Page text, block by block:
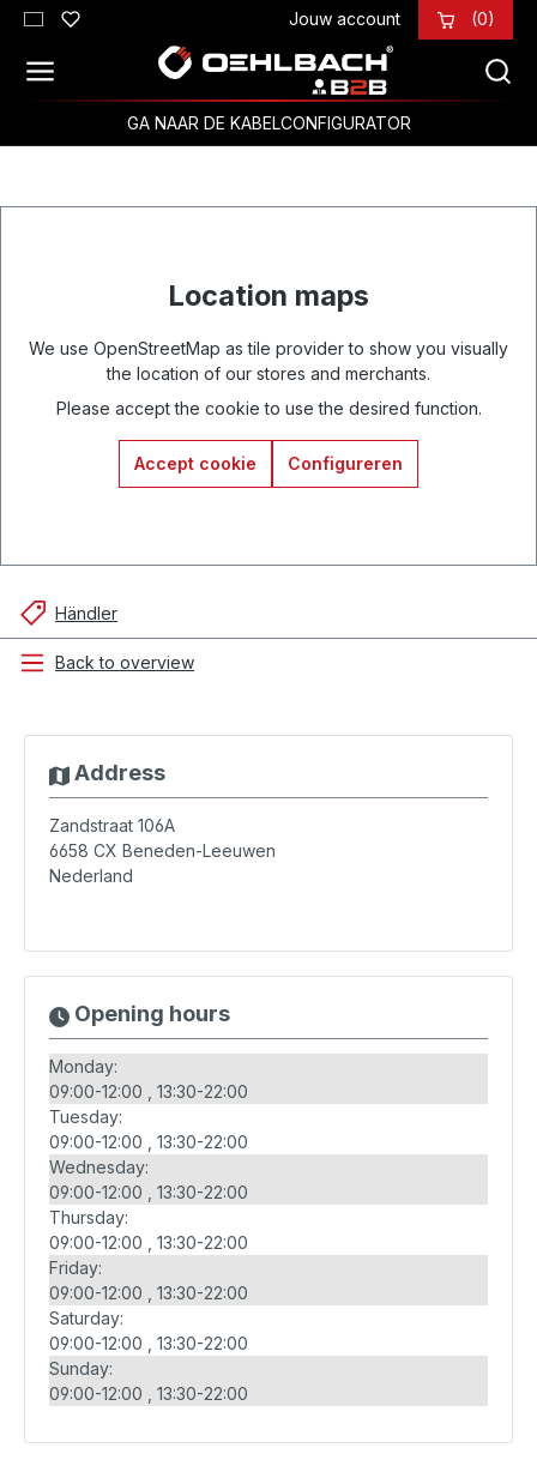
Ga naar de hoofdinhoud Jouw account (0)
GA NAAR DE KABELCONFIGURATOR
Location maps
We use OpenStreetMap as tile provider to show you visually
the location of our stores and merchants.
Please accept the cookie to use the desired function.
Accept cookie Configureren
Händler
Back to overview
Address
Zandstraat 106A
6658 CX Beneden-Leeuwen
Nederland
Opening hours
Monday:
09:00-12:00
13:30-22:00
Tuesday:
09:00-12:00
13:30-22:00
Wednesday:
09:00-12:00
13:30-22:00
Thursday:
09:00-12:00
13:30-22:00
Friday:
09:00-12:00
13:30-22:00
Saturday:
09:00-12:00
13:30-22:00
Sunday:
09:00-12:00
13:30-22:00